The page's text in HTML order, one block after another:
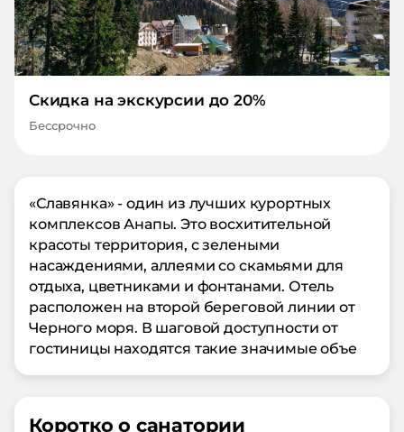
Скидка на экскурсии до 20%
Бессрочно
«Славянка» - один из лучших курортных
комплексов Анапы. Это восхитительной
красоты территория, с зелеными
насаждениями, аллеями со скамьями для
отдыха, цветниками и фонтанами. Отель
расположен на второй береговой линии от
Черного моря. В шаговой доступности от
гостиницы находятся такие значимые объе
Коротко о санатории